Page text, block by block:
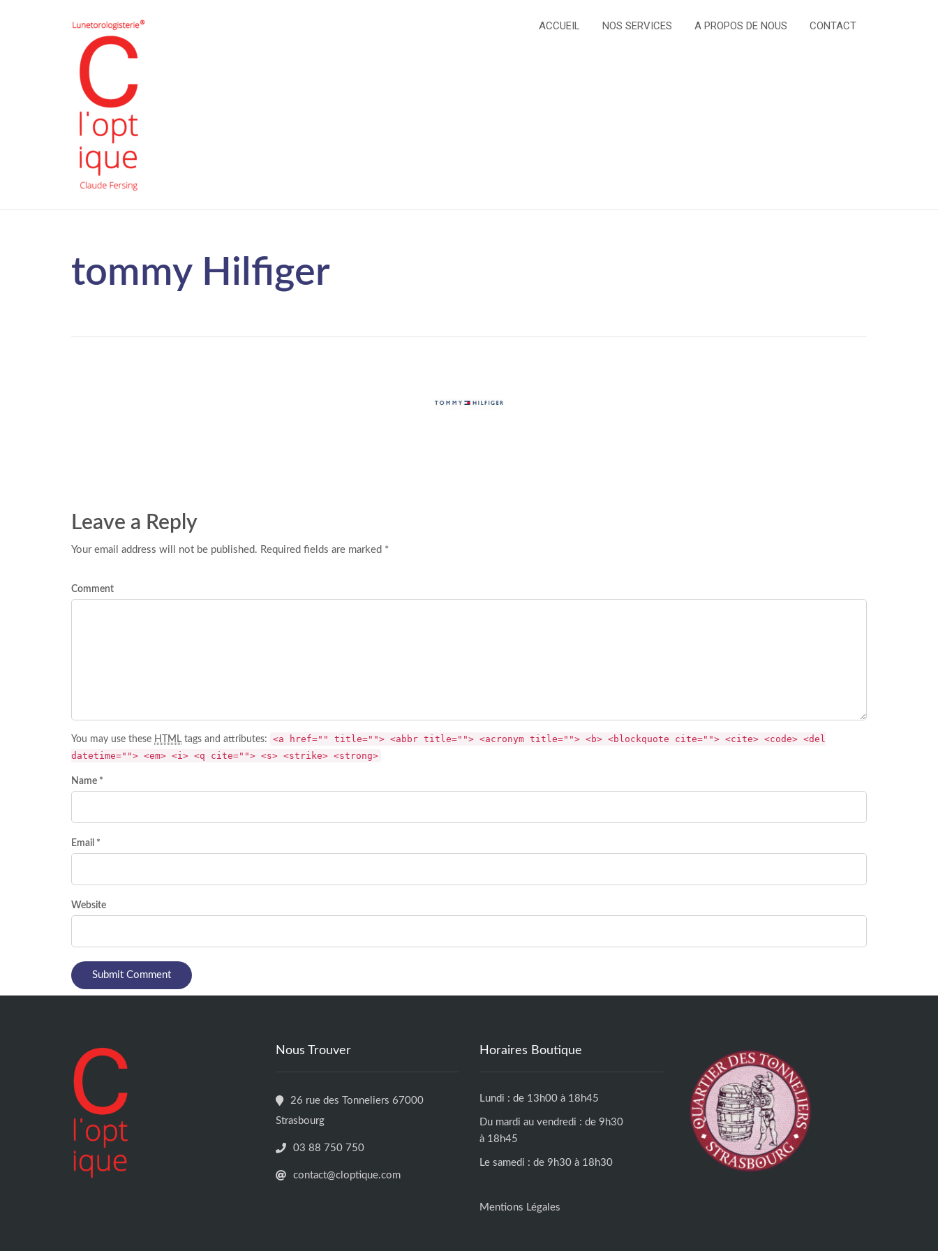
ACCUEIL NOS SERVICES A PROPOS DE NOUS CONTACT
tommy Hilfiger
Leave a Reply
Your email address will not be published. Required fields are marked *
Comment
You may use these HTML tags and attributes:
<a href="" title=""> <abbr title=""> <acronym title=""> <b> <blockquote cite=""> <cite> <code> <del
datetime=""> <em> <i> <q cite=""> <s> <strike> <strong>
Name *
Email *
Website
Nous Trouver
26 rue des Tonneliers 67000
Strasbourg
03 88 750 750
contact@cloptique.com
Horaires Boutique
Lundi : de 13h00 à 18h45
Du mardi au vendredi : de 9h30
à 18h45
Le samedi : de 9h30 à 18h30
Mentions Légales